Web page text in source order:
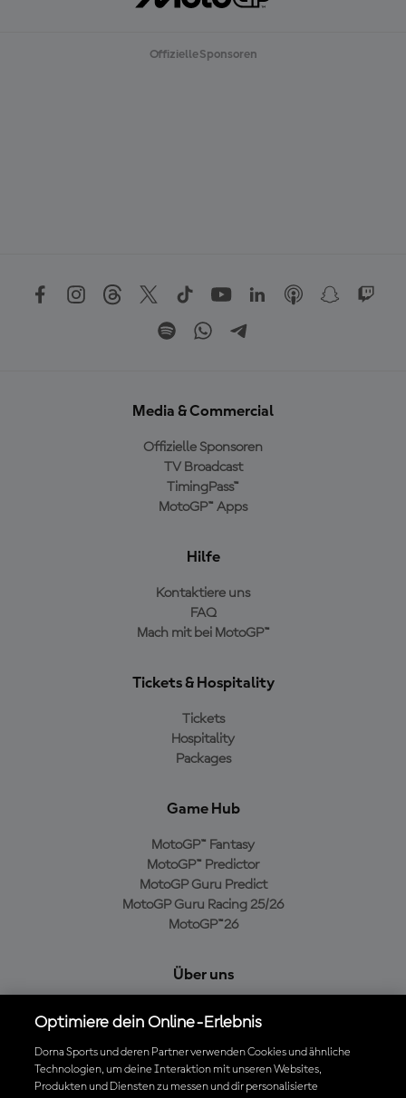
Offizielle Sponsoren
Media & Commercial
Offizielle Sponsoren
TV Broadcast
TimingPass™
MotoGP™ Apps
Hilfe
Kontaktiere uns
FAQ
Mach mit bei MotoGP™
Tickets & Hospitality
Tickets
Hospitality
Packages
Game Hub
MotoGP™ Fantasy
MotoGP™ Predictor
MotoGP Guru Predict
MotoGP Guru Racing 25/26
MotoGP™26
Über uns
Cookie-Richtlinien
Geschäftsbedingungen
Datenschutzrichtlinien
Kaufrichtlinie
Optimiere dein Online-Erlebnis
Dorna Sports und deren Partner verwenden Cookies und ähnliche
Technologien, um deine Interaktion mit unseren Websites,
Produkten und Diensten zu messen und dir personalisierte